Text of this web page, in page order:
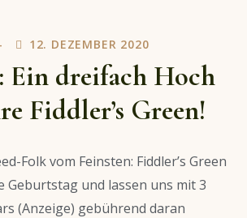
12. DEZEMBER 2020
Ein dreifach Hoch
Fiddler’s Green!
Folk vom Feinsten: Fiddler’s Green
Geburtstag und lassen uns mit 3
(Anzeige) gebührend daran